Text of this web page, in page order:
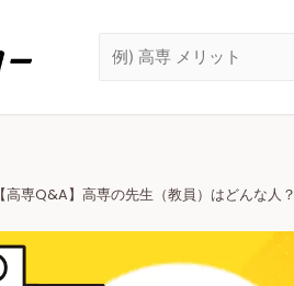
【高専Q&A】高専の先生（教員）はどんな人？